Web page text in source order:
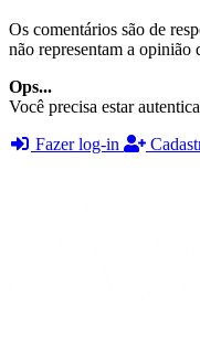
Os comentários são de
não representam a opinião
Ops...
Você precisa estar
Fazer log-in